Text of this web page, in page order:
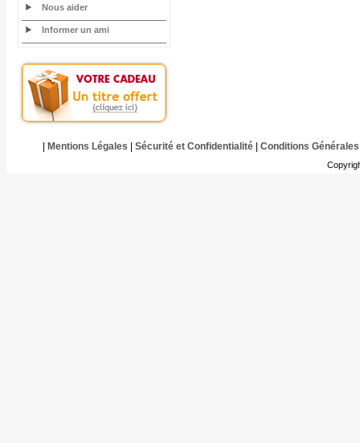
Nous aider
Informer un ami
Mentions Légales Sécurité et Confidentialité| Conditions Générales